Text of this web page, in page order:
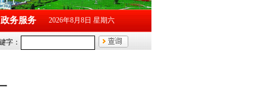
政务服务 2026年8月8日 星期六